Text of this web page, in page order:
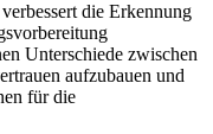
die Erkennung
Unterschiede zwischen
aufzubauen und
für die